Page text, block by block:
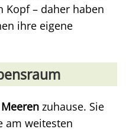
Kopf – daher haben
ihre eigene
zuhause. Sie
am weitesten